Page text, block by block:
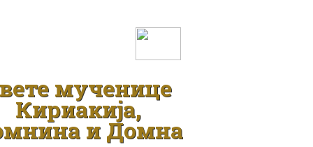
мученице
Кириакија,
и Домна